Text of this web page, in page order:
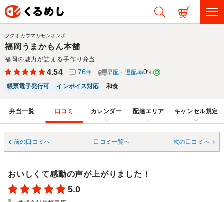
福岡うまかもん本舗
福岡の魅力が詰まる手作り弁当
フクオカウマカモンホンポ
4.54 76件 早配・遅配率0%
帳票電子発行可
インボイス対応 和食
弁当一覧 口コミ カレンダー 配達エリア キャンセル規定
前の口コミへ 口コミ一覧へ 次の口コミへ
おいしくて感動の声が上がりました！
5.0